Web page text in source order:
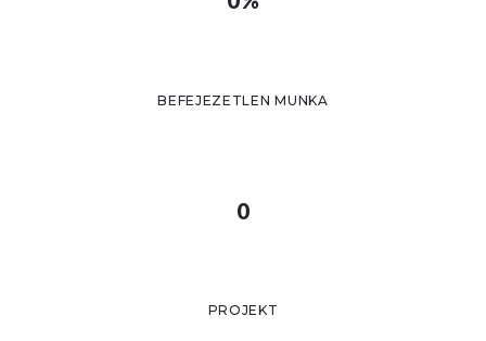
BEFEJEZETLEN MUNKA
0
PROJEKT